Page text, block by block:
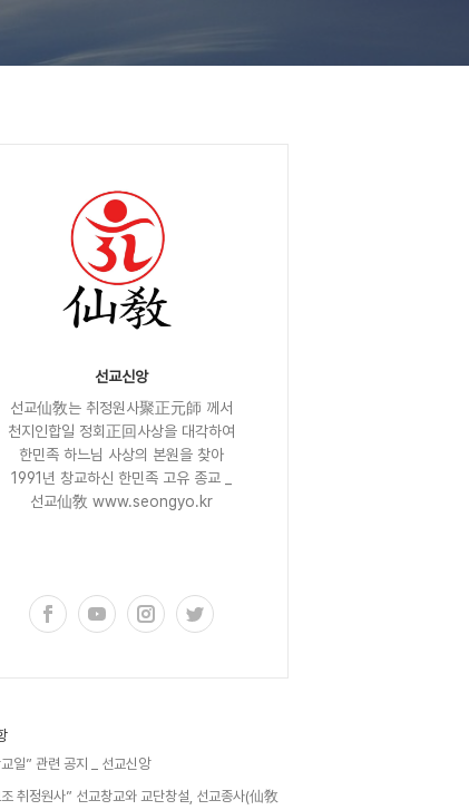
선교신앙
선교仙敎는 취정원사聚正元師 께서
천지인합일 정회正回사상을 대각하여
한민족 하느님 사상의 본원을 찾아
1991년 창교하신 한민족 고유 종교 _
선교仙敎 www.seongyo.kr
일” 관련 공지 _ 선교신앙
취정원사” 선교창교와 교단창설, 선교종사(仙敎